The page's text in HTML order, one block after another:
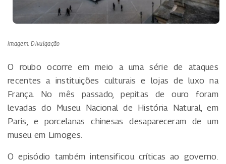
Imagem: Divulgação
O roubo ocorre em meio a uma série de ataques
recentes a instituições culturais e lojas de luxo na
França. No mês passado, pepitas de ouro foram
levadas do Museu Nacional de História Natural, em
Paris, e porcelanas chinesas desapareceram de um
museu em Limoges.
O episódio também intensificou críticas ao governo.